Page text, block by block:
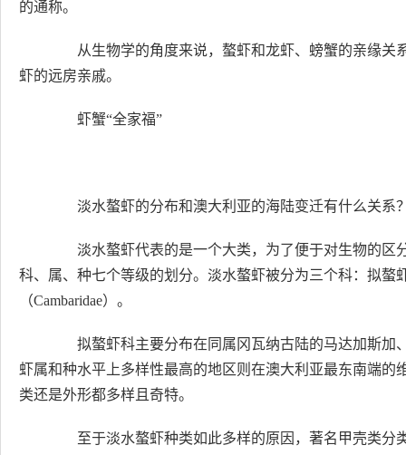
的通称。
从生物学的角度来说，螯虾和龙虾、螃蟹的亲缘关
虾的远房亲戚。
虾蟹“全家福”
淡水螯虾的分布和澳大利亚的海陆变迁有什么关系
淡水螯虾代表的是一个大类，为了便于对生物的区
科、属、种七个等级的划分。淡水螯虾被分为三个科：拟螯
（Cambaridae）。
拟螯虾科主要分布在同属冈瓦纳古陆的马达加斯加
虾属和种水平上多样性最高的地区则在澳大利亚最东南端
类还是外形都多样且奇特。
至于淡水螯虾种类如此多样的原因，著名甲壳类分